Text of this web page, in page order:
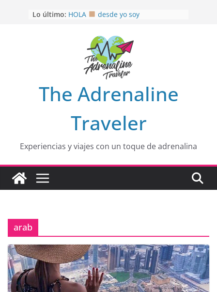
Lo último: HOLA
desde yo soy
EL SENDERO DEL CACAO: Excelente
opción
HOSPEDAJE AL NATURALSHH !!
OTRA PERSPECTIVA de RÍO EL
MULITO!
The Adrenaline
Traveler
Experiencias y viajes con un toque de adrenalina
arab